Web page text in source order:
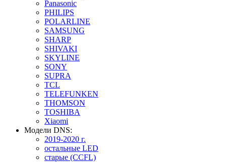
Panasonic
PHILIPS
POLARLINE
SAMSUNG
SHARP
SHIVAKI
SKYLINE
SONY
SUPRA
TCL
TELEFUNKEN
THOMSON
TOSHIBA
Xiaomi
Модели DNS:
2019-2020 г.
остальные LED
старые (CCFL)